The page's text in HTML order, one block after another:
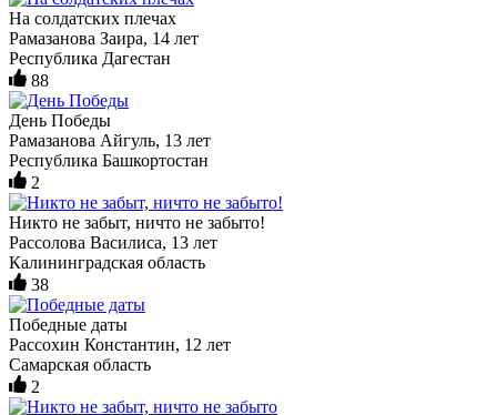
На солдатских плечах
Рамазанова Заира, 14 лет
Республика Дагестан
88
День Победы
Рамазанова Айгуль, 13 лет
Республика Башкортостан
2
Никто не забыт, ничто не забыто!
Рассолова Василиса, 13 лет
Калининградская область
38
Победные даты
Рассохин Константин, 12 лет
Самарская область
2